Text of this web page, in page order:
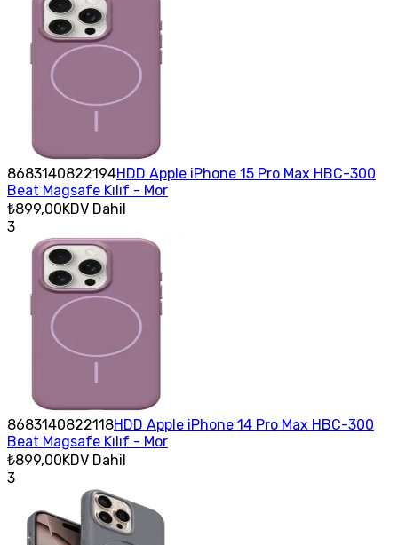
8683140822194HDD Apple iPhone 15 Pro Max HBC-300
Beat Magsafe Kılıf - Mor
₺899,00KDV Dahil
3
8683140822118HDD Apple iPhone 14 Pro Max HBC-300
Beat Magsafe Kılıf - Mor
₺899,00KDV Dahil
3